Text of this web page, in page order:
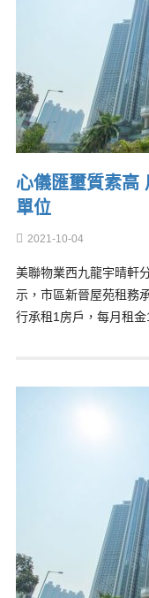
心儀匯璽質素高
單位
2021-10-04
美聯物業西九龍宇晴軒
示，市區新晉屋苑租務
行承租1房戶，每月租金